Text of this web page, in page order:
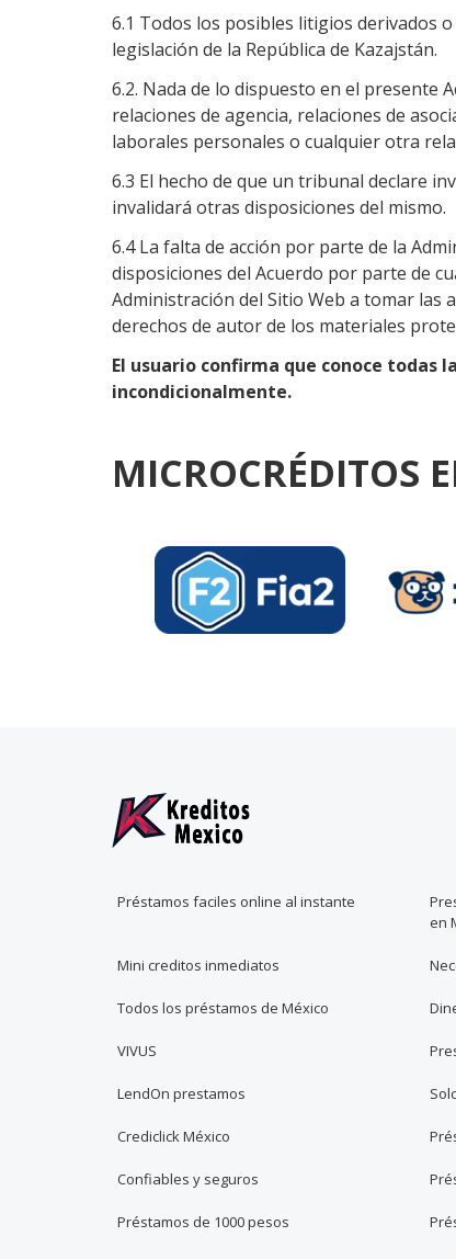
6.1 Todos los posibles litigios derivados
legislación de la República de Kazajstán.
6.2. Nada de lo dispuesto en el presente
relaciones de agencia, relaciones de
laborales personales o cualquier otra
6.3 El hecho de que un tribunal declare
invalidará otras disposiciones del mismo.
6.4 La falta de acción por parte de la
disposiciones del Acuerdo por parte de
Administración del Sitio Web a tomar las
derechos de autor de los materiales
El usuario confirma que conoce todas
incondicionalmente.
MICROCRÉDITOS
Préstamos faciles online al instante
en
Mini creditos inmediatos
Todos los préstamos de México
VIVUS
LendOn prestamos
Crediclick México
Confiables y seguros
Préstamos de 1000 pesos